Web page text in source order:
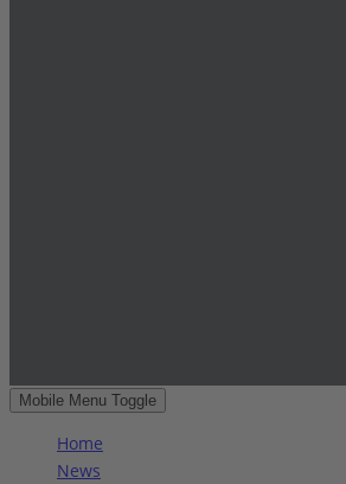
Mobile Menu Toggle
Home
News